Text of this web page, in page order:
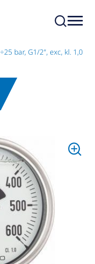
bar, G1/2", exc, kl. 1,0